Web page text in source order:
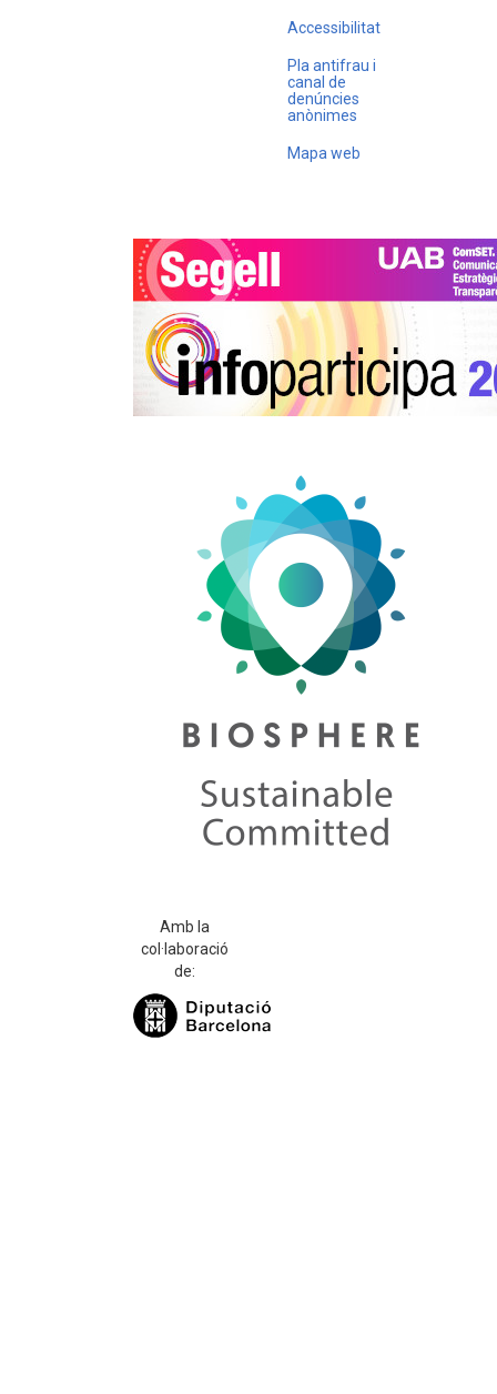
Accessibilitat
Pla antifrau i
canal de
denúncies
anònimes
Mapa web
Amb la
col·laboració
de: